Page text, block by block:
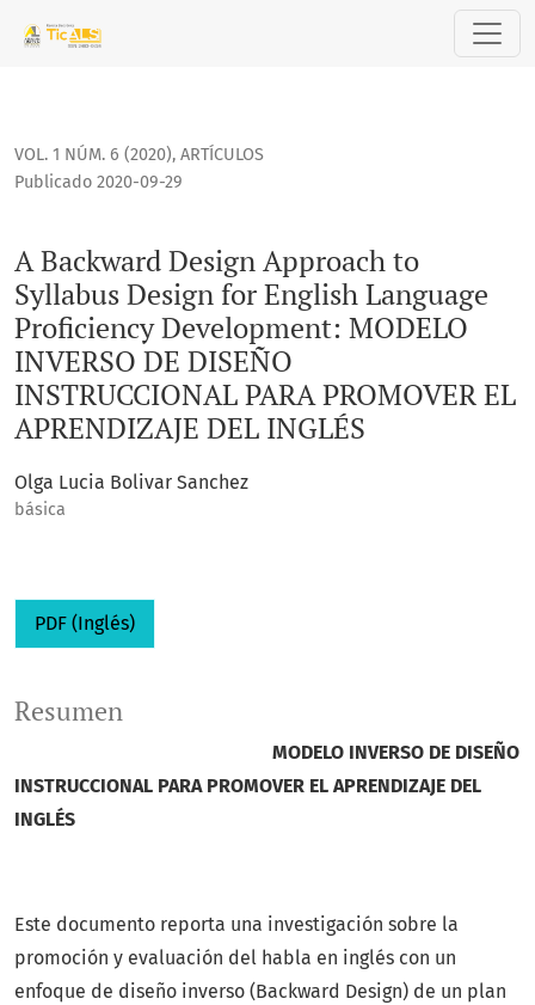
A Backward Design Approach to Syllabus Design for English
VOL. 1 NÚM. 6 (2020), ARTÍCULOS
A Backward Design Approach to
Syllabus Design for English Language
Proficiency Development: MODELO
INVERSO DE DISEÑO
INSTRUCCIONAL PARA PROMOVER EL
APRENDIZAJE DEL INGLÉS
Publicado 2020-09-29
Olga Lucia Bolivar Sanchez
básica
PDF (Inglés)
Resumen
MODELO INVERSO DE DISEÑO
INSTRUCCIONAL PARA PROMOVER EL APRENDIZAJE DEL
INGLÉS
Este documento reporta una investigación sobre la
promoción y evaluación del habla en inglés con un
enfoque de diseño inverso (Backward Design) de un plan